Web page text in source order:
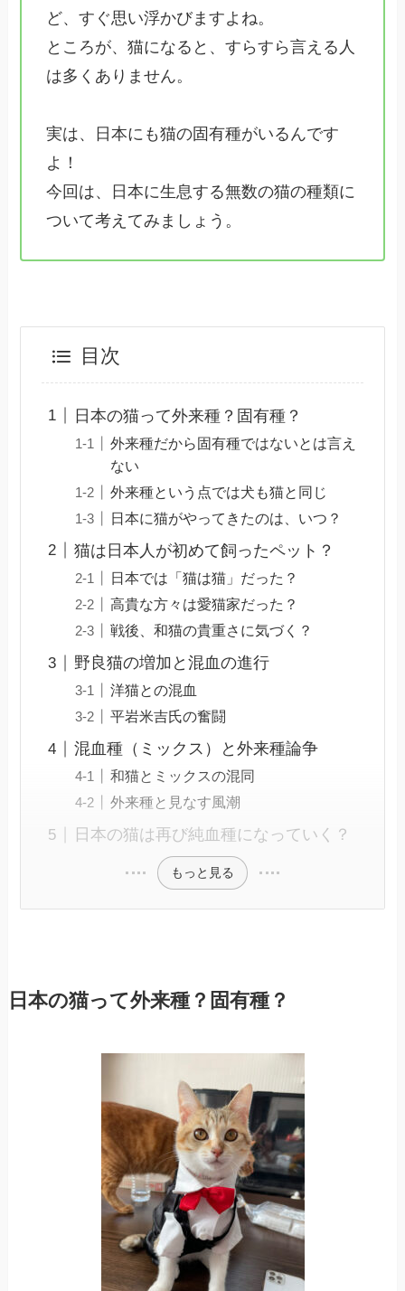
ど、すぐ思い浮かびますよね。
ところが、猫になると、すらすら言える人
は多くありません。
実は、日本にも猫の固有種がいるんです
よ！
今回は、日本に生息する無数の猫の種類に
ついて考えてみましょう。
目次
日本の猫って外来種？固有種？
外来種だから固有種ではないとは言え
ない
外来種という点では犬も猫と同じ
日本に猫がやってきたのは、いつ？
猫は日本人が初めて飼ったペット？
日本では「猫は猫」だった？
高貴な方々は愛猫家だった？
戦後、和猫の貴重さに気づく？
野良猫の増加と混血の進行
洋猫との混血
平岩米吉氏の奮闘
混血種（ミックス）と外来種論争
和猫とミックスの混同
外来種と見なす風潮
日本の猫は再び純血種になっていく？
もっと見る
日本の猫って外来種？固有種？